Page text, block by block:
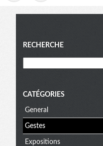
Menu
RECHERCHE
CATÉGORIES
General
Gestes
Expositions